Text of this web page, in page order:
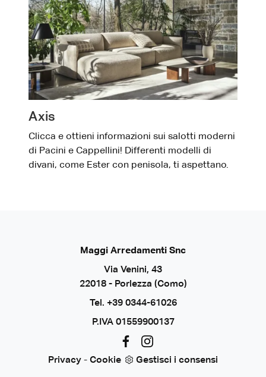
Axis
Clicca e ottieni informazioni sui salotti moderni
di Pacini e Cappellini! Differenti modelli di
divani, come Ester con penisola, ti aspettano.
Maggi Arredamenti Snc
Via Venini, 43
22018 - Porlezza (Como)
Tel. +39 0344-61026
P.IVA 01559900137
Privacy - Cookie Gestisci i consensi